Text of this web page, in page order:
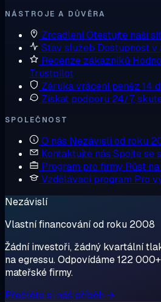
NÁSTROJE A DŮVĚRA
ZrcadleníOtestujte naši
Stav služeb Dostupnost v
Recenze zákazníků
Trustpilot
Záruka vrácení peněz 14
Získat podporu 24/7,
SPOLEČNOST
O nás Nezávislí od roku
Kontaktujte nás Spojte se
Program pro firmy Růst
Vzdělávací program Pro
Nezávislí
Vlastní financování od roku 2008
Žádní investoři, žádný kvartální
na egressu. Odpovídáme 122
mateřské firmy.
Přečtěte si náš příběh →